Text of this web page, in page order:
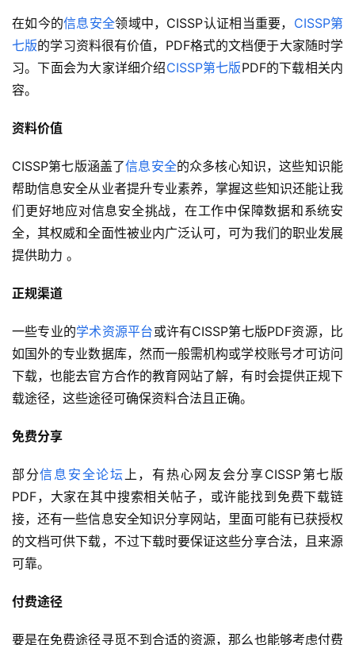
在如今的信息安全领域中，CISSP认证相当重要， CISSP第
七版的学习资料很有价值，PDF格式的文档便于大家随时学
习。下面会为大家详细介绍CISSP第七版PDF的下载相关内
容。
资料价值
CISSP第七版涵盖了信息安全的众多核心知识，这些知识能
帮助信息安全从业者提升专业素养，掌握这些知识还能让我
们更好地应对信息安全挑战，在工作中保障数据和系统安
全，其权威和全面性被业内广泛认可，可为我们的职业发展
提供助力 。
正规渠道
一些专业的学术资源平台或许有CISSP第七版PDF资源，比
如国外的专业数据库，然而一般需机构或学校账号才可访问
下载，也能去官方合作的教育网站了解，有时会提供正规下
载途径，这些途径可确保资料合法且正确。
免费分享
部分信息安全论坛上，有热心网友会分享CISSP第七版
PDF，大家在其中搜索相关帖子，或许能找到免费下载链
接，还有一些信息安全知识分享网站，里面可能有已获授权
的文档可供下载，不过下载时要保证这些分享合法，且来源
可靠。
付费途径
要是在免费途径寻觅不到合适的资源，那么也能够考虑付费